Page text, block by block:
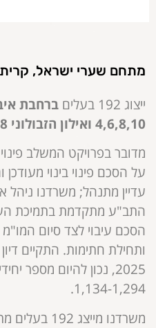
מתחם שערי ישראל,
ייצוג 192 בעלים
4,6,8,10 ואילון הזבולוני 2,4,6,8 קרית גת
מדובר בפרויקט המשלב פינוי
על הסכם פינוי בינוי
עדיין מתנהל; משרדנו
התב"ע מתקדמת בתמיכת
הסכם עיבוי לצד סיום המו"מ
ותחילת חתימות. התקיים
2025, נכון להיום מספר
1,134-1,294.
משרדנו מייצג 192 בעלים מתוך 256 במתחם.